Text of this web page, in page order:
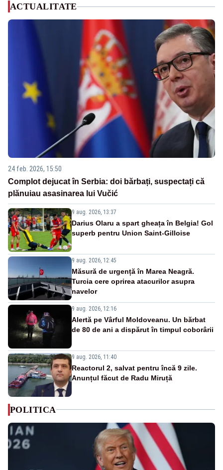
ACTUALITATE
24 feb. 2026, 15:50
Complot dejucat în Serbia: doi bărbați, suspectați că
plănuiau asasinarea lui Vučić
9 aug. 2026, 13:37
Darius Olaru a spart gheața în Belgia! Gol
superb pentru Union Saint-Gilloise
9 aug. 2026, 12:45
Măsură de urgență în Marea Neagră.
Turcia cere oprirea atacurilor asupra
navelor
9 aug. 2026, 12:16
Alertă pe Vârful Moldoveanu. Un bărbat
de 80 de ani a dispărut în timpul coborârii
9 aug. 2026, 11:40
Reactorul 2, salvat pentru încă 9 zile.
Anunțul făcut de Radu Miruță
POLITICA